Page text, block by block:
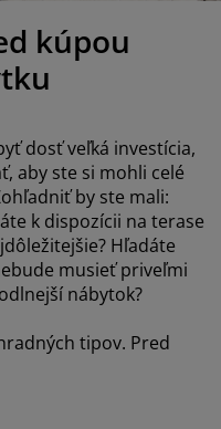
kúpou
dosť veľká investícia,
aby ste si mohli celé
by ste mali:
k dispozícii na terase
Hľadáte
musieť priveľmi
nábytok?
tipov. Pred